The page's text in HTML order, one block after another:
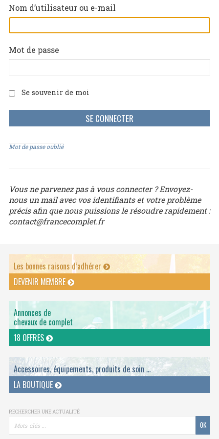
Nom d’utilisateur ou e-mail
Mot de passe
Se souvenir de moi
Mot de passe oublié
Vous ne parvenez pas à vous connecter ? Envoyez-
nous un mail avec vos identifiants et votre problème
précis afin que nous puissions le résoudre rapidement :
contact@francecomplet.fr
Les bonnes raisons d’adhérer
DEVENIR MEMBRE
Annonces de
chevaux de complet
18 OFFRES
Accessoires, équipements, produits de soin ...
LA BOUTIQUE
RECHERCHER UNE ACTUALITÉ